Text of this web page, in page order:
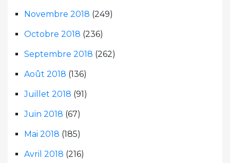
Novembre 2018 (249)
Octobre 2018 (236)
Septembre 2018 (262)
Août 2018 (136)
Juillet 2018 (91)
Juin 2018 (67)
Mai 2018 (185)
Avril 2018 (216)